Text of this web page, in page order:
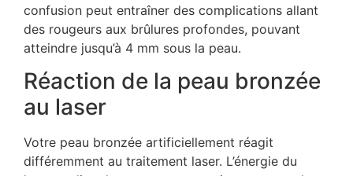
confusion peut entraîner des complications allant
des rougeurs aux brûlures profondes, pouvant
atteindre jusqu’à 4 mm sous la peau.
Réaction de la peau bronzée
au laser
Votre peau bronzée artificiellement réagit
différemment au traitement laser. L’énergie du